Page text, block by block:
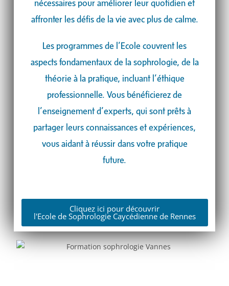
nécessaires pour améliorer leur quotidien et
affronter les défis de la vie avec plus de calme.
Les programmes de l’Ecole couvrent les
aspects fondamentaux de la sophrologie, de la
théorie à la pratique, incluant l’éthique
professionnelle. Vous bénéficierez de
l’enseignement d’experts, qui sont prêts à
partager leurs connaissances et expériences,
vous aidant à réussir dans votre pratique
future.
Cliquez ici pour découvrir
l'Ecole de Sophrologie Caycédienne de Rennes